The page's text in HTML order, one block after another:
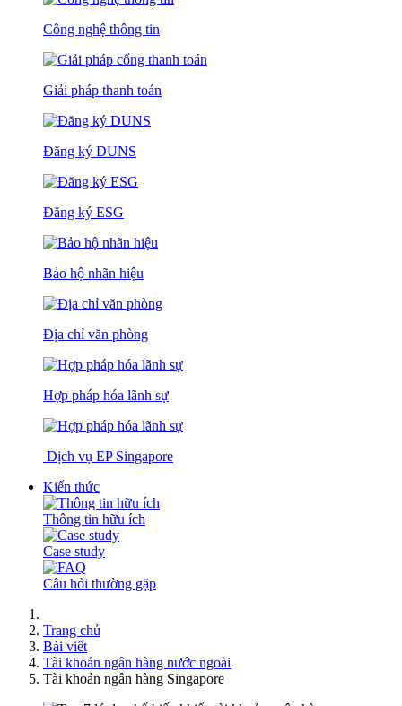
Công nghệ thông tin
Giải pháp thanh toán
Đăng ký DUNS
Đăng ký ESG
Bảo hộ nhãn hiệu
Địa chỉ văn phòng
Hợp pháp hóa lãnh sự
Dịch vụ EP Singapore
Kiến thức
Thông tin hữu ích
Case study
Câu hỏi thường gặp
Trang chủ
Bài viết
Tài khoản ngân hàng nước ngoài
Tài khoản ngân hàng Singapore